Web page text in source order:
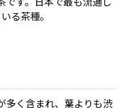
る茶種。
多く含まれ、葉よりも渋